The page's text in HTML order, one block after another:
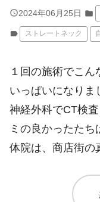
query_builder2024年06月25日 folder
label ストレートネック
１回の施術でこ
いっぱいになりま
神経外科でCT検
ミの良かったた
体院は、商店街